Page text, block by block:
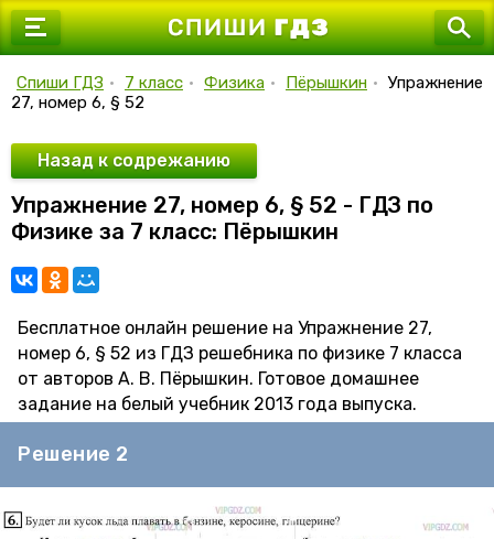
7 класс
9 класс
10 класс
11 класс
Спиши ГДЗ • 7 класс • Физика • Пёрышкин • Упражнение
27, номер 6, § 52
Назад к содрежанию
Упражнение 27, номер 6, § 52 - ГДЗ по
Физике за 7 класс: Пёрышкин
Бесплатное онлайн решение на Упражнение 27,
номер 6, § 52 из ГДЗ решебника по физике 7 класса
от авторов А. В. Пёрышкин. Готовое домашнее
задание на белый учебник 2013 года выпуска.
Решение 2